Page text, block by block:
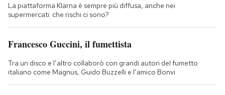
La piattaforma Klarna è sempre più diffusa, anche nei
supermercati: che rischi ci sono?
Francesco Guccini, il fumettista
Tra un disco e l’altro collaborò con grandi autori del fumetto
italiano come Magnus, Guido Buzzelli e l’amico Bonvi